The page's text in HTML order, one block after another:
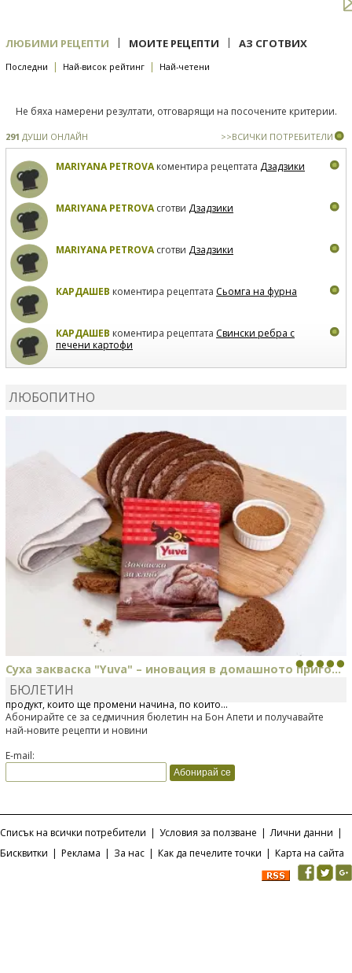
ЛЮБИМИ РЕЦЕПТИ | МОИТЕ РЕЦЕПТИ | АЗ СГОТВИХ
Последни | Най-висок рейтинг | Най-четени
Не бяха намерени резултати, отговарящи на посочените критерии.
291 ДУШИ ОНЛАЙН >>ВСИЧКИ ПОТРЕБИТЕЛИ
MARIYANA PETROVAкоментира рецептата Дзадзики
MARIYANA PETROVAсготви Дзадзики
MARIYANA PETROVAсготви Дзадзики
КАРДАШЕВ коментира рецептата Сьомга на фурна
КАРДАШЕВ коментира рецептата Свински ребра с
печени картофи
ЛЮБОПИТНО
Суха закваска "Yuva" – иновация в домашното приго...
Отскоро Лесафр България стартира предлагането на изцяло нов
продукт, който ще промени начина, по който...
БЮЛЕТИН
Абонирайте се за седмичния бюлетин на Бон Апети и получавайте
най-новите рецепти и новини
E-mail:
Списък на всички потребители | Условия за ползване | Лични данни |
Бисквитки | Реклама | За нас | Как да печелите точки | Карта на сайта